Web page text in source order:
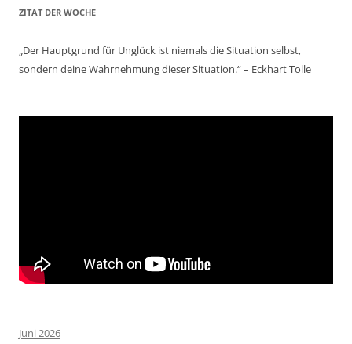
ZITAT DER WOCHE
„Der Hauptgrund für Unglück ist niemals die Situation selbst,
sondern deine Wahrnehmung dieser Situation.“ – Eckhart Tolle
Juni 2026